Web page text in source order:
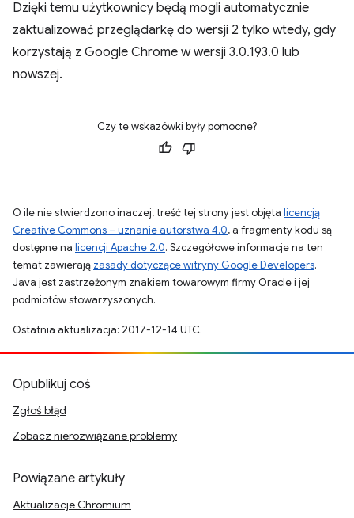
Dzięki temu użytkownicy będą mogli automatycznie
zaktualizować przeglądarkę do wersji 2 tylko wtedy, gdy
korzystają z Google Chrome w wersji 3.0.193.0 lub
nowszej.
Czy te wskazówki były pomocne?
O ile nie stwierdzono inaczej, treść tej strony jest objęta licencją
Creative Commons – uznanie autorstwa 4.0, a fragmenty kodu są
dostępne na licencji Apache 2.0. Szczegółowe informacje na ten
temat zawierają zasady dotyczące witryny Google Developers.
Java jest zastrzeżonym znakiem towarowym firmy Oracle i jej
podmiotów stowarzyszonych.
Ostatnia aktualizacja: 2017-12-14 UTC.
Opublikuj coś
Zgłoś błąd
Zobacz nierozwiązane problemy
Powiązane artykuły
Aktualizacje Chromium